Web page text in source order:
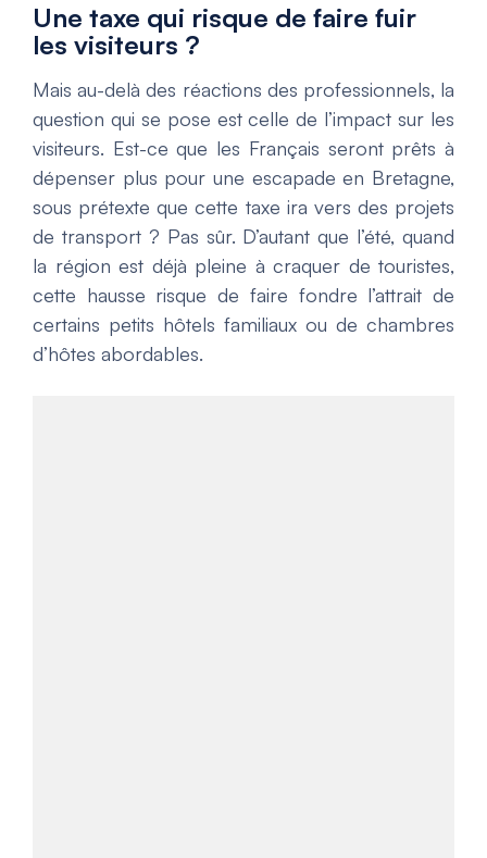
Une taxe qui risque de faire fuir
les visiteurs ?
Mais au-delà des réactions des professionnels, la
question qui se pose est celle de l’impact sur les
visiteurs. Est-ce que les Français seront prêts à
dépenser plus pour une escapade en Bretagne,
sous prétexte que cette taxe ira vers des projets
de transport ? Pas sûr. D’autant que l’été, quand
la région est déjà pleine à craquer de touristes,
cette hausse risque de faire fondre l’attrait de
certains petits hôtels familiaux ou de chambres
d’hôtes abordables.